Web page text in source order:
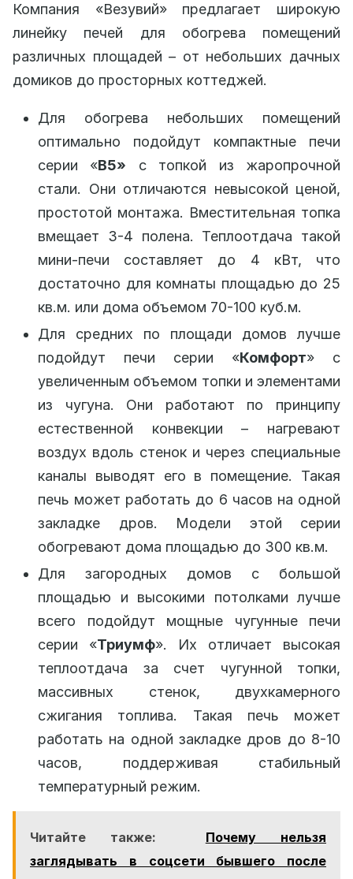
Компания «Везувий» предлагает широкую
линейку печей для обогрева помещений
различных площадей – от небольших дачных
домиков до просторных коттеджей.
Для обогрева небольших помещений
оптимально подойдут компактные печи
серии «B5» с топкой из жаропрочной
стали. Они отличаются невысокой ценой,
простотой монтажа. Вместительная топка
вмещает 3-4 полена. Теплоотдача такой
мини-печи составляет до 4 кВт, что
достаточно для комнаты площадью до 25
кв.м. или дома объемом 70-100 куб.м.
Для средних по площади домов лучше
подойдут печи серии «Комфорт» с
увеличенным объемом топки и элементами
из чугуна. Они работают по принципу
естественной конвекции – нагревают
воздух вдоль стенок и через специальные
каналы выводят его в помещение. Такая
печь может работать до 6 часов на одной
закладке дров. Модели этой серии
обогревают дома площадью до 300 кв.м.
Для загородных домов с большой
площадью и высокими потолками лучше
всего подойдут мощные чугунные печи
серии «Триумф». Их отличает высокая
теплоотдача за счет чугунной топки,
массивных стенок, двухкамерного
сжигания топлива. Такая печь может
работать на одной закладке дров до 8-10
часов, поддерживая стабильный
температурный режим.
Читайте также:
Почему нельзя
заглядывать в соцсети бывшего после